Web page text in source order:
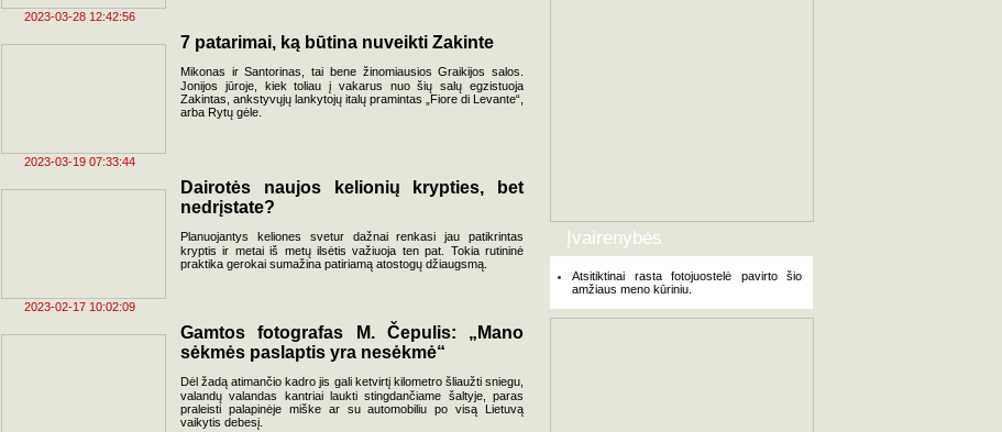
2023-03-28 12:42:56
2023-03-19 07:33:44
7 patarimai, ką būtina nuveikti Zakinte
Mikonas ir Santorinas, tai bene žinomiausios Graikijos salos.
Jonijos jūroje, kiek toliau į vakarus nuo šių salų egzistuoja
Zakintas, ankstyvųjų lankytojų italų pramintas „Fiore di Levante“,
arba Rytų gėle.
2023-02-17 10:02:09
Dairotės naujos kelionių krypties, bet
nedrįstate?
Planuojantys keliones svetur dažnai renkasi jau patikrintas
kryptis ir metai iš metų ilsėtis važiuoja ten pat. Tokia rutininė
praktika gerokai sumažina patiriamą atostogų džiaugsmą.
Gamtos fotografas M. Čepulis: „Mano
sėkmės paslaptis yra nesėkmė“
Dėl žadą atimančio kadro jis gali ketvirtį kilometro šliaužti sniegu,
valandų valandas kantriai laukti stingdančiame šaltyje, paras
praleisti palapinėje miške ar su automobiliu po visą Lietuvą
vaikytis debesį.
Įvairenybės
Atsitiktinai rasta fotojuostelė pavirto šio
amžiaus meno kūriniu.